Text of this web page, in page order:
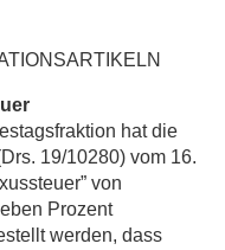
hat die
19/10280) vom 16.
von
Prozent
werden, dass